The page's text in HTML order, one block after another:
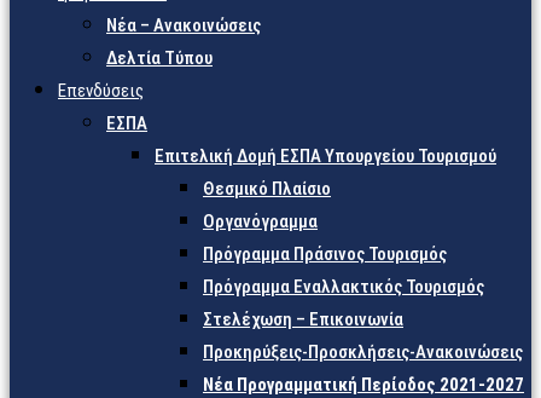
Νέα – Ανακοινώσεις
Δελτία Τύπου
Επενδύσεις
ΕΣΠΑ
Επιτελική Δομή ΕΣΠΑ Υπουργείου Τουρισμού
Θεσμικό Πλαίσιο
Οργανόγραμμα
Πρόγραμμα Πράσινος Τουρισμός
Πρόγραμμα Εναλλακτικός Τουρισμός
Στελέχωση – Επικοινωνία
Προκηρύξεις-Προσκλήσεις-Ανακοινώσεις
Νέα Προγραμματική Περίοδος 2021-2027